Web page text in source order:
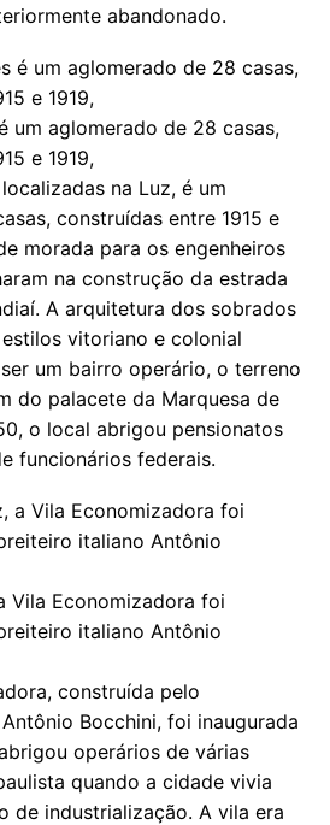
abandonado.
um aglomerado de 28 casas,
e 1919,
na Luz, é um
construídas entre 1915 e
morada para os engenheiros
na construção da estrada
A arquitetura dos sobrados
vitoriano e colonial
um bairro operário, o terreno
do palacete da Marquesa de
o local abrigou pensionatos
funcionários federais.
Vila Economizadora foi
italiano Antônio
construída pelo
Bocchini, foi inaugurada
operários de várias
quando a cidade vivia
de industrialização. A vila era